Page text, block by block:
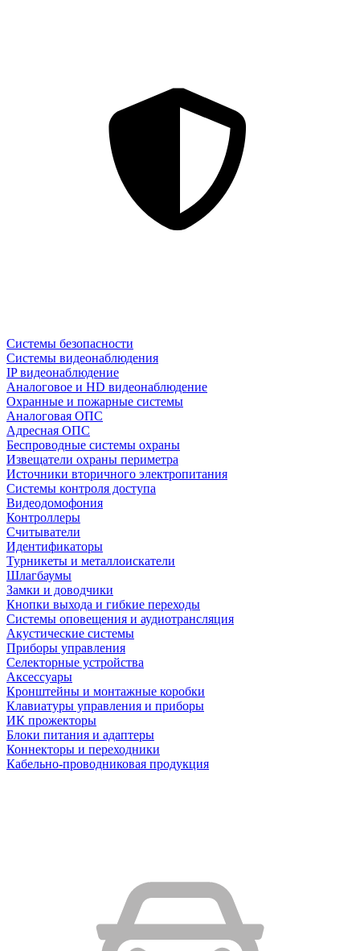
Системы безопасности
Системы видеонаблюдения
IP видеонаблюдение
Аналоговое и HD видеонаблюдение
Охранные и пожарные системы
Аналоговая ОПС
Адресная ОПС
Беспроводные системы охраны
Извещатели охраны периметра
Источники вторичного электропитания
Системы контроля доступа
Видеодомофония
Контроллеры
Считыватели
Идентификаторы
Турникеты и металлоискатели
Шлагбаумы
Замки и доводчики
Кнопки выхода и гибкие переходы
Системы оповещения и аудиотрансляция
Акустические системы
Приборы управления
Селекторные устройства
Аксессуары
Кронштейны и монтажные коробки
Клавиатуры управления и приборы
ИК прожекторы
Блоки питания и адаптеры
Коннекторы и переходники
Кабельно-проводниковая продукция